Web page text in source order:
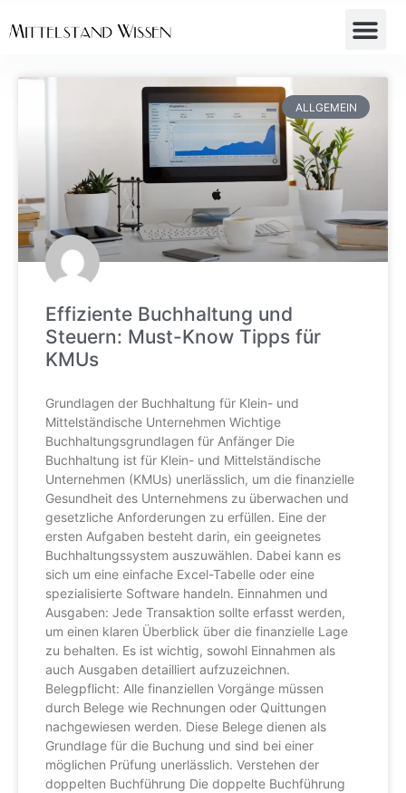
ALLGEMEIN
Effiziente Buchhaltung und
Steuern: Must-Know Tipps für
KMUs
Grundlagen der Buchhaltung für Klein- und
Mittelständische Unternehmen Wichtige
Buchhaltungsgrundlagen für Anfänger Die
Buchhaltung ist für Klein- und Mittelständische
Unternehmen (KMUs) unerlässlich, um die finanzielle
Gesundheit des Unternehmens zu überwachen und
gesetzliche Anforderungen zu erfüllen. Eine der
ersten Aufgaben besteht darin, ein geeignetes
Buchhaltungssystem auszuwählen. Dabei kann es
sich um eine einfache Excel-Tabelle oder eine
spezialisierte Software handeln. Einnahmen und
Ausgaben: Jede Transaktion sollte erfasst werden,
um einen klaren Überblick über die finanzielle Lage
zu behalten. Es ist wichtig, sowohl Einnahmen als
auch Ausgaben detailliert aufzuzeichnen.
Belegpflicht: Alle finanziellen Vorgänge müssen
durch Belege wie Rechnungen oder Quittungen
nachgewiesen werden. Diese Belege dienen als
Grundlage für die Buchung und sind bei einer
möglichen Prüfung unerlässlich. Verstehen der
doppelten Buchführung Die doppelte Buchführung